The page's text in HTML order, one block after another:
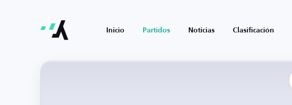
Inicio Partidos Noticias Clasificación